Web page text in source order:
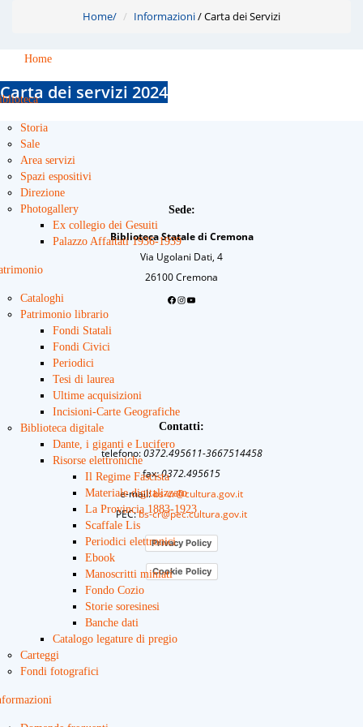
Home
Storia
Sale
Area servizi
Spazi espositivi
Direzione
Photogallery
Ex collegio dei Gesuiti
Palazzo Affaitati 1936-1939
Cataloghi
Patrimonio librario
Fondi Statali
Fondi Civici
Periodici
Tesi di laurea
Ultime acquisizioni
Incisioni-Carte Geografiche
Biblioteca digitale
Dante, i giganti e Lucifero
Risorse elettroniche
Il Regime Fascista
Materiale digitalizzato
La Provincia 1883-1923
Scaffale Lis
Periodici elettronici
Ebook
Manoscritti miniati
Fondo Cozio
Storie soresinesi
Banche dati
Catalogo legature di pregio
Carteggi
Fondi fotografici
Home/ Informazioni/Carta dei Servizi
Carta dei servizi 2024
Sede:
Biblioteca Statale di Cremona
Via Ugolani Dati, 4
26100 Cremona
Contatti:
telefono:0372.495611-3667514458
fax: 0372.495615
e-mail:bs-cr@cultura.gov.it
PEC:bs-cr@pec.cultura.gov.it
Privacy Policy
Cookie Policy